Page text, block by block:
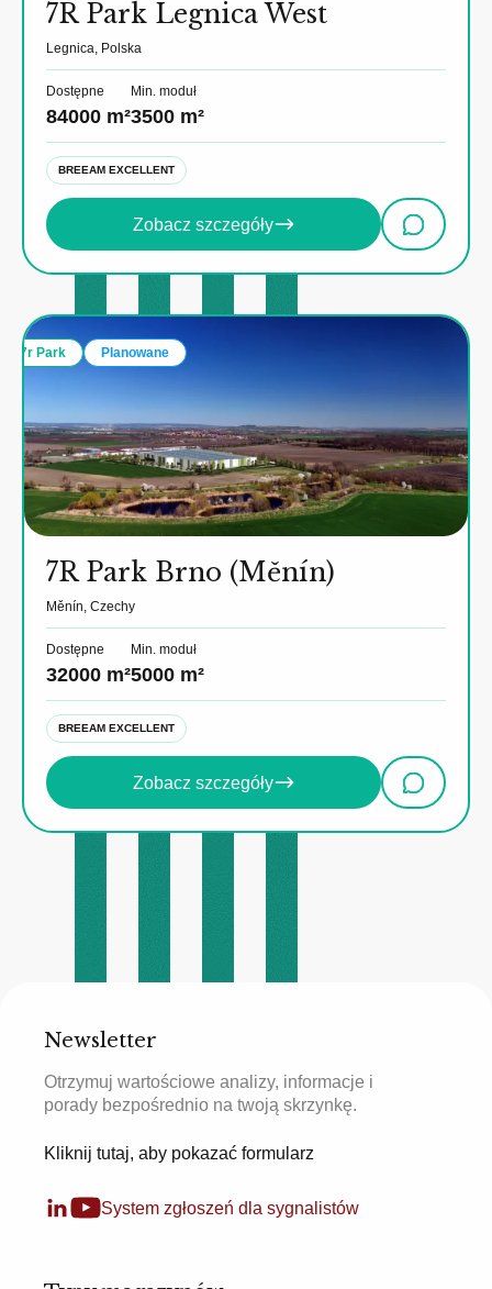
7R Park Legnica West
Legnica, Polska
Dostępne
84000 m²
Min. moduł
3500 m²
BREEAM EXCELLENT
Zobacz szczegóły
7r Park Planowane
7R Park Brno (Měnín)
Měnín, Czechy
Dostępne
32000 m²
Min. moduł
5000 m²
BREEAM EXCELLENT
Zobacz szczegóły
Newsletter
Otrzymuj wartościowe analizy, informacje i
porady bezpośrednio na twoją skrzynkę.
Kliknij tutaj, aby pokazać formularz
System zgłoszeń dla sygnalistów